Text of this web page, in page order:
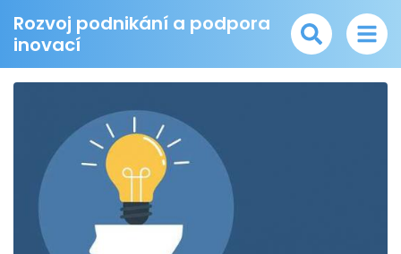
Rozvoj podnikání a podpora
inovací